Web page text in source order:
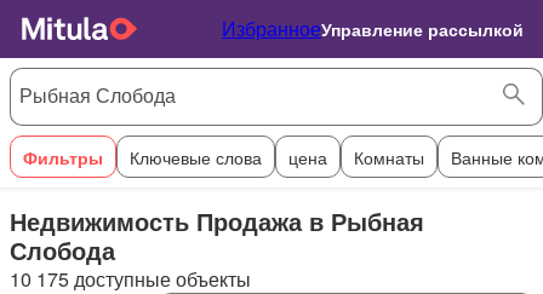
ИзбранноеУправление рассылкой
Фильтры Ключевые слова цена Комнаты Ванные
Недвижимость Продажа в Рыбная
Слобода
10 175 доступные объекты